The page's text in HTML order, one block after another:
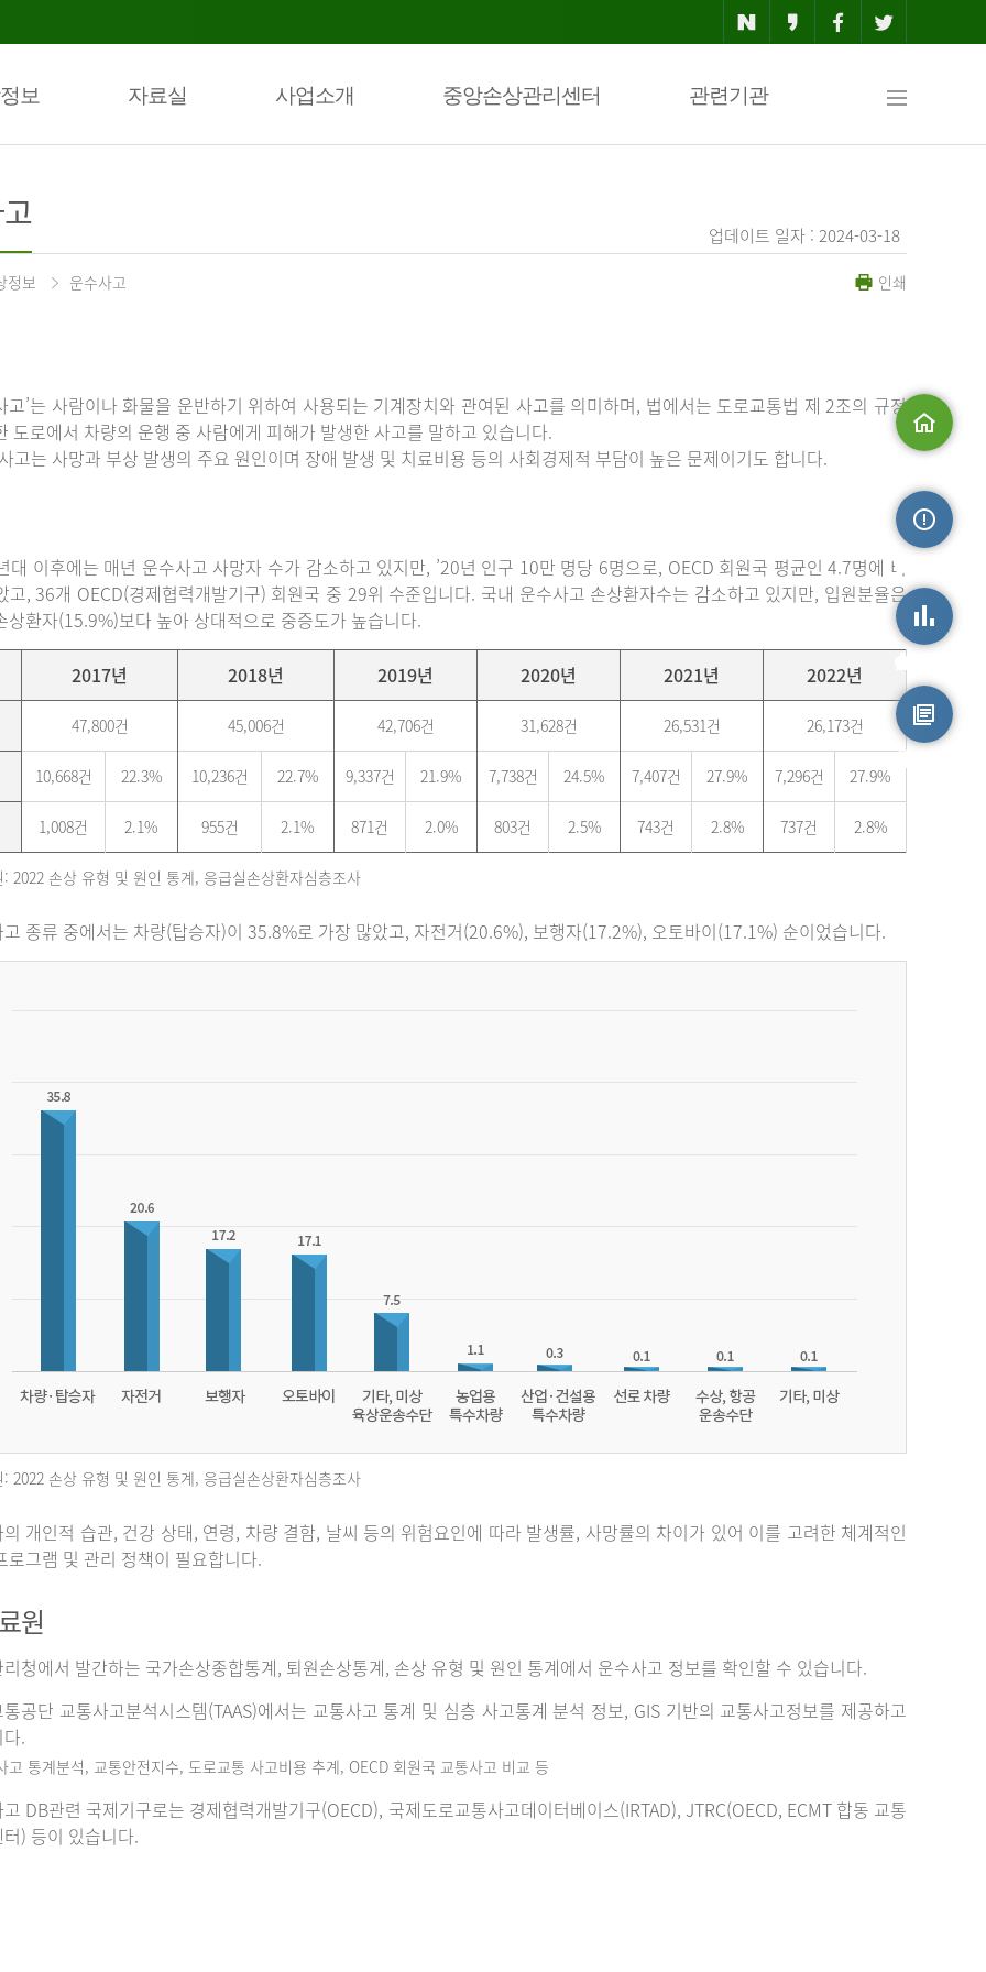
보 자료실 사업소개 중앙손상관리센터 관련기관
맵
업데이트 일자 : 2024-03-18
정보 운수사고 인쇄
고’는 사람이나 화물을 운반하기 위하여 사용되는 기계장치와 관여된 사고를 의미하며, 법에서는 도로교통법 제 2조의 규정
도로에서 차량의 운행 중 사람에게 피해가 발생한 사고를 말하고 있습니다.
고는 사망과 부상 발생의 주요 원인이며 장애 발생 및 치료비용 등의 사회경제적 부담이 높은 문제이기도 합니다.
대 이후에는 매년 운수사고 사망자 수가 감소하고 있지만, ’20년 인구 10만 명당 6명으로, OECD 회원국 평균인 4.7명에 비
고, 36개 OECD(경제협력개발기구) 회원국 중 29위 수준입니다. 국내 운수사고 손상환자수는 감소하고 있지만, 입원분율은
상환자(15.9%)보다 높아 상대적으로 중증도가 높습니다.
2017년 2018년 2019년 2020년 2021년 2022년
47,800건 45,006건 42,706건 31,628건 26,531건 26,173건
10,668건 22.3% 10,236건 22.7% 9,337건 21.9% 7,738건 24.5% 7,407건 27.9% 7,296건 27.9%
1,008건 2.1% 955건 2.1% 871건 2.0% 803건 2.5% 743건 2.8% 737건 2.8%
2022 손상 유형 및 원인 통계, 응급실손상환자심층조사
종류 중에서는 차량(탑승자)이 35.8%로 가장 많았고, 자전거(20.6%), 보행자(17.2%), 오토바이(17.1%) 순이었습니다.
2022 손상 유형 및 원인 통계, 응급실손상환자심층조사
개인적 습관, 건강 상태, 연령, 차량 결함, 날씨 등의 위험요인에 따라 발생률, 사망률의 차이가 있어 이를 고려한 체계적인
로그램 및 관리 정책이 필요합니다.
원
청에서 발간하는 국가손상종합통계, 퇴원손상통계, 손상 유형 및 원인 통계에서 운수사고 정보를 확인할 수 있습니다.
공단 교통사고분석시스템(TAAS)에서는 교통사고 통계 및 심층 사고통계 분석 정보, GIS 기반의 교통사고정보를 제공하고
.
고 통계분석, 교통안전지수, 도로교통 사고비용 추계, OECD 회원국 교통사고 비교 등
DB관련 국제기구로는 경제협력개발기구(OECD), 국제도로교통사고데이터베이스(IRTAD), JTRC(OECD, ECMT 합동 교통
) 등이 있습니다.
손상통계
원시자료